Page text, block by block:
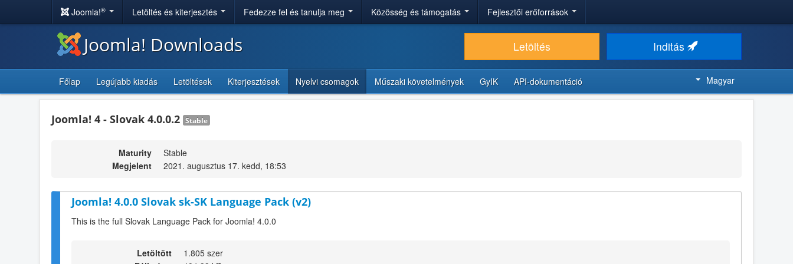
Joomla!® Letöltés és kiterjesztés Fedezze fel és tanulja meg Közösség és támogatás Fejlesztői erőforrások
Joomla! Downloads Letöltés Inditás
Főlap Legújabb kiadás Letöltések Kiterjesztések Nyelvi csomagok Műszaki követelmények GyIK API-dokumentáció Magyar
Joomla! 4 - Slovak 4.0.0.2 Stable
Maturity
Stable
Megjelent
2021. augusztus 17. kedd, 18:53
Joomla! 4.0.0 Slovak sk-SK Language Pack (v2)
This is the full Slovak Language Pack for Joomla! 4.0.0
Letöltött
1.805 szer